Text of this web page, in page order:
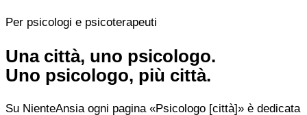
Per psicologi e psicoterapeuti
Una città, uno psicologo.
Uno psicologo, più città.
Su NienteAnsia ogni pagina «Psicologo [città]» è dedicata